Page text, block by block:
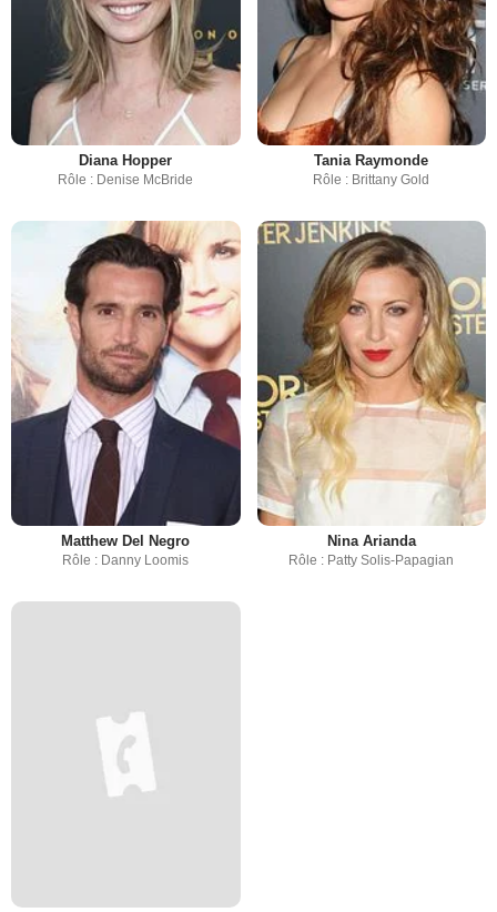
Diana Hopper
Rôle : Denise McBride
Tania Raymonde
Rôle : Brittany Gold
Matthew Del Negro
Rôle : Danny Loomis
Nina Arianda
Rôle : Patty Solis-Papagian